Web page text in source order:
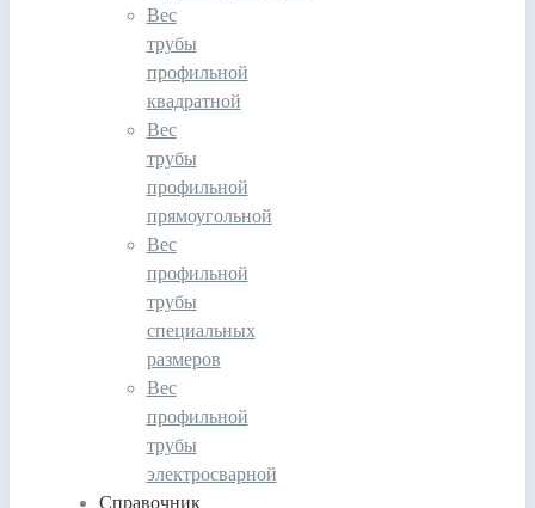
Вес
трубы
профильной
квадратной
Вес
трубы
профильной
прямоугольной
Вес
профильной
трубы
специальных
размеров
Вес
профильной
трубы
электросварной
Справочник